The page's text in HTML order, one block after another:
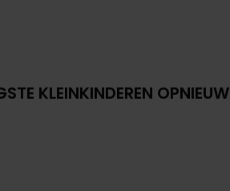
KLEINKINDEREN OPNIEUW